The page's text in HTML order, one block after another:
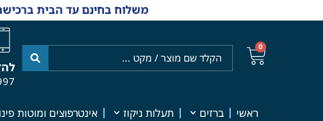
משלוח בחינם עד הבית ברכישה מ-₪499 | אפשרות למשלוחי אקספרס מהיום למחר | למענה אנושי
0
ראשי ברזים תעלות ניקוז אינטרפוצים ומוטות